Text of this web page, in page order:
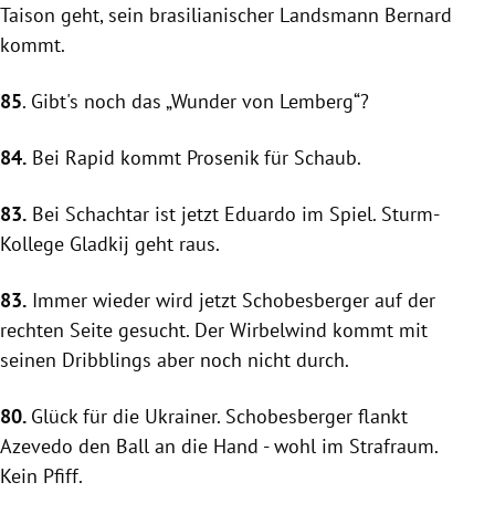
Taison geht, sein brasilianischer Landsmann Bernard
kommt.
85. Gibt's noch das „Wunder von Lemberg“?
84. Bei Rapid kommt Prosenik für Schaub.
83. Bei Schachtar ist jetzt Eduardo im Spiel. Sturm-
Kollege Gladkij geht raus.
83. Immer wieder wird jetzt Schobesberger auf der
rechten Seite gesucht. Der Wirbelwind kommt mit
seinen Dribblings aber noch nicht durch.
80. Glück für die Ukrainer. Schobesberger flankt
Azevedo den Ball an die Hand - wohl im Strafraum.
Kein Pfiff.